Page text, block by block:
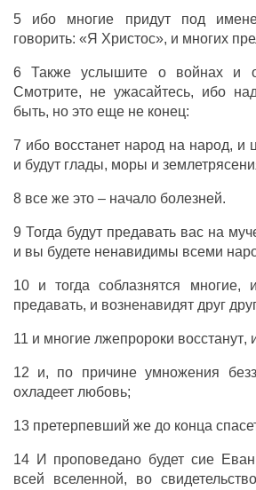
5 ибо многие придут под
говорить: «Я Христос», и многих
6Также услышите о войнах и
Смотрите, не ужасайтесь, ибо
быть, но это еще не конец:
7 ибо восстанет народ на народ, и
и будут глады, моры и
8 все же это– начало болезней.
9 Тогда будут предавать вас на
и вы будете ненавидимы всеми
10 и тогда соблазнятся многие, и
предавать, и возненавидят друг
11 и многие лжепророки восстанут,
12 и, по причине умножения
охладеет любовь;
13 претерпевший же до конца
14 И проповедано будет сие
всей
вселенной, во свидетельство